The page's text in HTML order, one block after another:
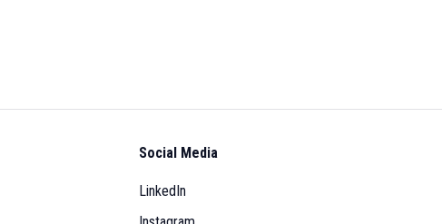
Social Media
LinkedIn